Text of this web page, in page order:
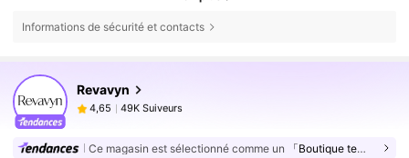
Informations de sécurité et contacts
Revavyn
4,65
49K Suiveurs
Ce magasin est sélectionné comme un 「Boutique tendance」